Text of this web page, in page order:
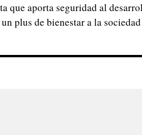
que aporta seguridad al
plus de bienestar a la